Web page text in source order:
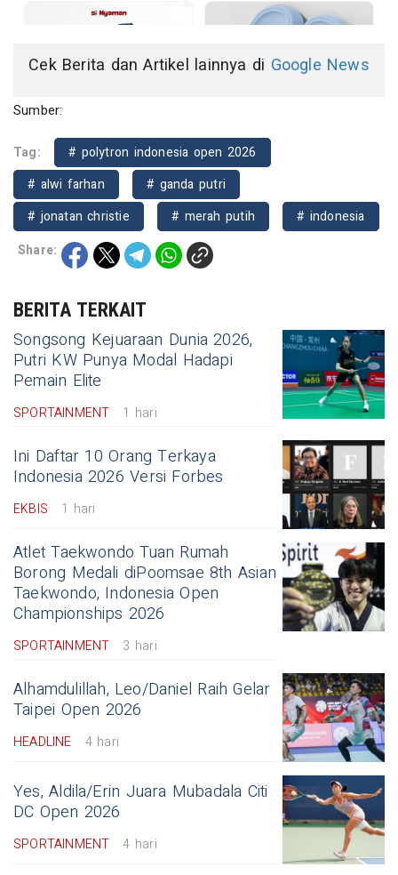
Cek Berita dan Artikel lainnya di Google News
Sumber:
Tag:
# polytron indonesia open 2026
# alwi farhan
# ganda putri
# jonatan christie
# merah putih
# indonesia
Share:
BERITA TERKAIT
Songsong Kejuaraan Dunia 2026,
Putri KW Punya Modal Hadapi
Pemain Elite
SPORTAINMENT 1 hari
Ini Daftar 10 Orang Terkaya
Indonesia 2026 Versi Forbes
EKBIS 1 hari
Atlet Taekwondo Tuan Rumah
Borong Medali diPoomsae 8th Asian
Taekwondo, Indonesia Open
Championships 2026
SPORTAINMENT 3 hari
Alhamdulillah, Leo/Daniel Raih Gelar
Taipei Open 2026
HEADLINE 4 hari
Yes, Aldila/Erin Juara Mubadala Citi
DC Open 2026
SPORTAINMENT 4 hari